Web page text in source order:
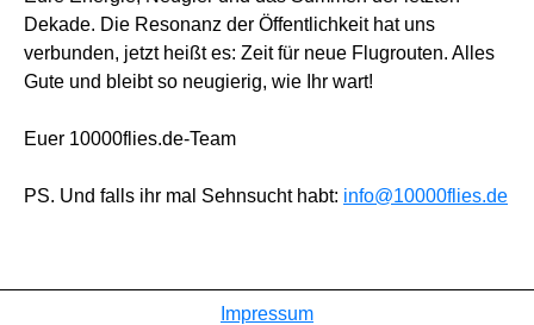
Dekade. Die Resonanz der Öffentlichkeit hat uns
verbunden, jetzt heißt es: Zeit für neue Flugrouten. Alles
Gute und bleibt so neugierig, wie Ihr wart!
Euer 10000flies.de-Team
PS. Und falls ihr mal Sehnsucht habt: info@10000flies.de
Impressum